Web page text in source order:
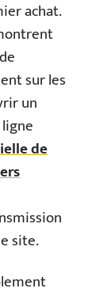
achat.
sur les
un
de
site.